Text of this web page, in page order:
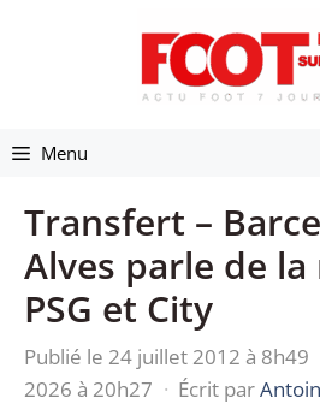
Menu
Transfert –
Alves parle de
PSG et City
Publié le 24 juillet 2012 à 8h49
2026 à 20h27 · Écrit par